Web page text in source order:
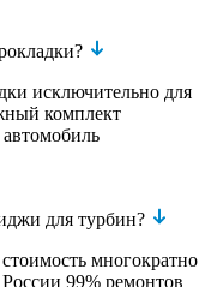
исключительно для
комплект
для турбин?
многократно
99% ремонтов